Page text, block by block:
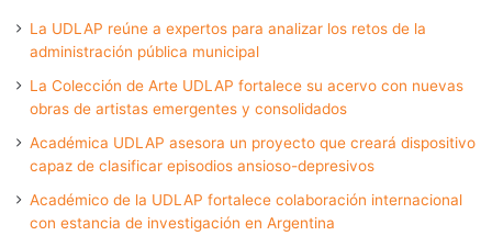
La UDLAP reúne a expertos para analizar los retos de la
administración pública municipal
La Colección de Arte UDLAP fortalece su acervo con nuevas
obras de artistas emergentes y consolidados
Académica UDLAP asesora un proyecto que creará dispositivo
capaz de clasificar episodios ansioso-depresivos
Académico de la UDLAP fortalece colaboración internacional
con estancia de investigación en Argentina